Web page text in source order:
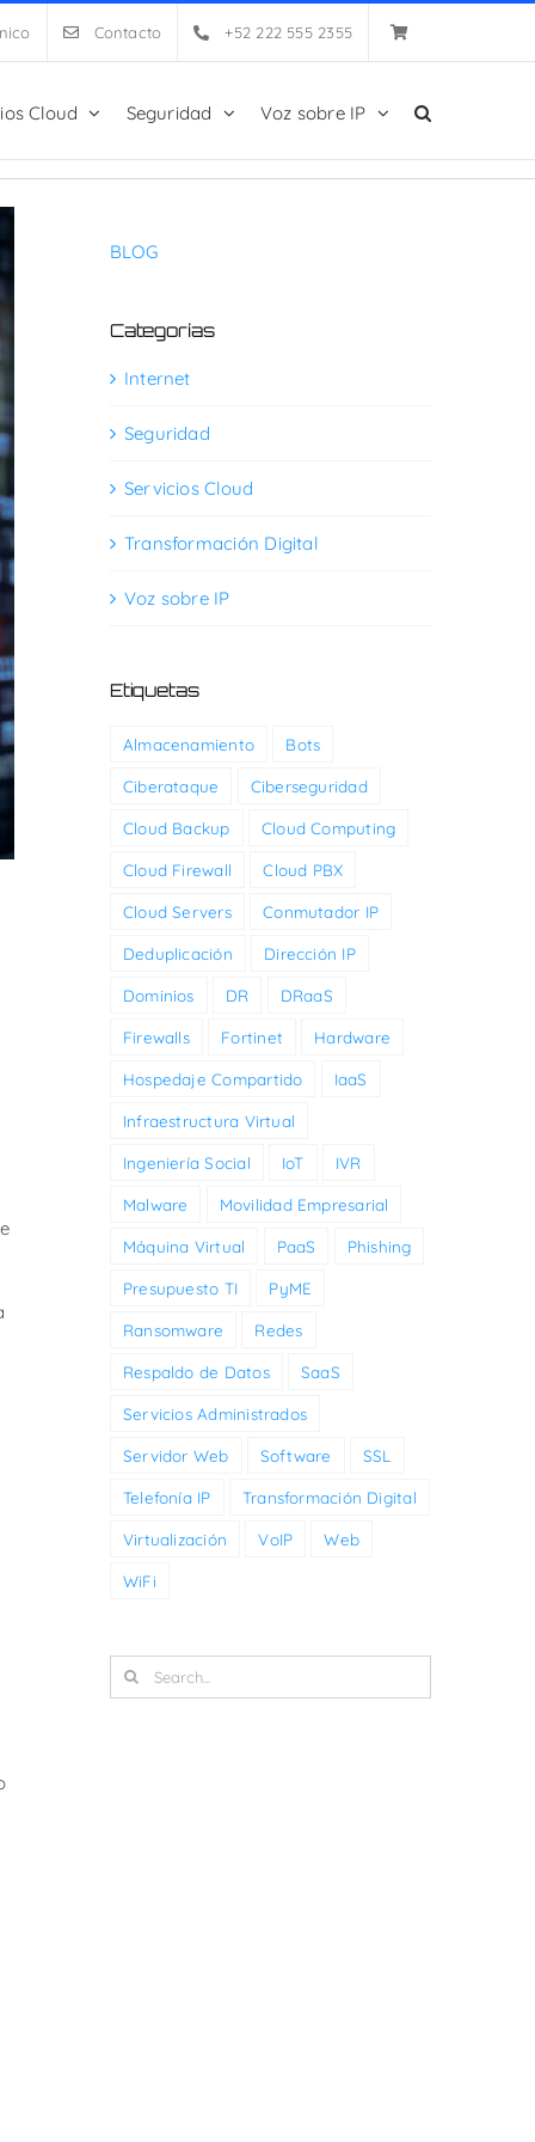
Contacto +52 222 555 2355
Cloud Seguridad Voz sobre IP
BLOG
Categorías
Internet
Seguridad
Servicios Cloud
Transformación Digital
Voz sobre IP
Etiquetas
Almacenamiento Bots
Ciberataque Ciberseguridad
Cloud Backup Cloud Computing
Cloud Firewall Cloud PBX
Cloud Servers Conmutador IP
Deduplicación Dirección IP
Dominios DR DRaaS
Firewalls Fortinet Hardware
Hospedaje Compartido IaaS
Infraestructura Virtual
Ingeniería Social IoT IVR
Malware Movilidad Empresarial
Máquina Virtual PaaS Phishing
Presupuesto TI PyME
Ransomware Redes
Respaldo de Datos SaaS
Servicios Administrados
Servidor Web Software SSL
Telefonía IP Transformación Digital
Virtualización VoIP Web
WiFi
Search
for: